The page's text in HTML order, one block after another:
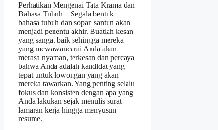
Perhatikan Mengenai Tata Krama dan
Bahasa Tubuh – Segala bentuk
bahasa tubuh dan sopan santun akan
menjadi penentu akhir. Buatlah kesan
yang sangat baik sehingga mereka
yang mewawancarai Anda akan
merasa nyaman, terkesan dan percaya
bahwa Anda adalah kandidat yang
tepat untuk lowongan yang akan
mereka tawarkan. Yang penting selalu
fokus dan konsisten dengan apa yang
Anda lakukan sejak menulis surat
lamaran kerja hingga menyusun
resume.